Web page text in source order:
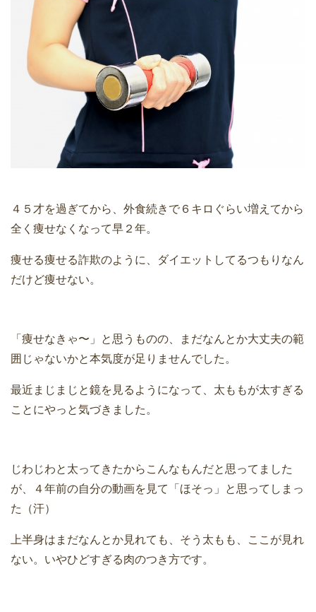
４５才を過ぎてから、外食続きで６キロぐらい増えてから
全く痩せなくなって早２年。
痩せる痩せる詐欺のように、ダイエットしてるつもりなん
だけど痩せない。
「痩せなきゃ〜」と思うものの、まだなんとか大丈夫の範
囲じゃないかと本気度が足りませんでした。
最近まじまじと鏡を見るようになって、太ももが太すぎる
ことにやっと気づきました。
じわじわと太ってきたからこんなもんだと思ってました
が、４年前の自分の動画を見て「ほそっ」と思ってしまっ
た（汗）
上半身はまだなんとか見れても、そう太もも、ここが見れ
ない。いやひどすぎる肉のつき方です。